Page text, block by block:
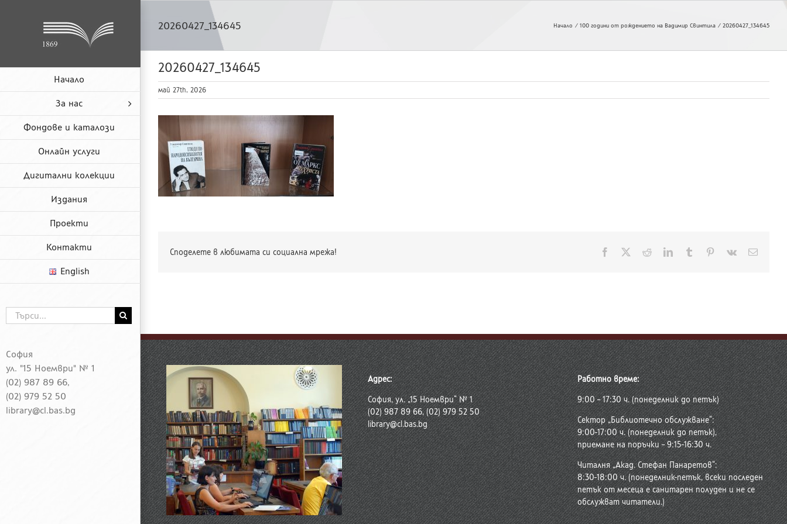
Начало
За нас
Фондове и каталози
Онлайн услуги
Дигитални колекции
Издания
Проекти
Контакти
English
София
ул. "15 Ноември" № 1
(02) 987 89 66,
(02) 979 52 50
library@cl.bas.bg
Търсене
...
20260427_134645 Начало 100 години от рождението на Вадимир Свинтила 20260427_134645
20260427_134645
май 27th, 2026
Споделете в любимата си социална мрежа! Facebook RedditLinkedInTumblr Pinterest
Vk
Адрес:
София, ул. „15 Ноември“ № 1
(02) 987 89 66, (02) 979 52 50
library@cl.bas.bg
Работно време:
9:00 – 17:30 ч. (понеделник до петък)
Сектор „Библиотечно обслужване“:
9:00-17:00 ч. (понеделник до петък),
приемане на поръчки – 9:15-16:30 ч.
Читалня „Акад. Стефан Панаретов“:
8:30-18:00 ч. (понеделник-петък, всеки последен
петък от месеца е санитарен полуден и не се
обслужват читатели.)